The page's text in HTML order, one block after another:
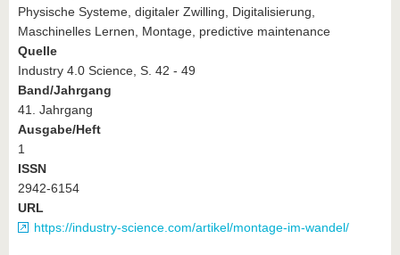
Physische Systeme, digitaler Zwilling, Digitalisierung,
Maschinelles Lernen, Montage, predictive maintenance
Quelle
Industry 4.0 Science, S. 42 - 49
Band/Jahrgang
41. Jahrgang
Ausgabe/Heft
1
ISSN
2942-6154
URL
https://industry-science.com/artikel/montage-im-wandel/